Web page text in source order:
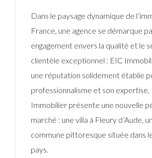
Dans le paysage dynamique de
France, une agence se démarque
engagement envers la qualité et le
clientèle exceptionnel : EIC
une réputation solidement établie
professionnalisme et son expertise,
Immobilier présente une nouvelle
marché : une villa à Fleury d’Aude,
commune pittoresque située dans
pays.